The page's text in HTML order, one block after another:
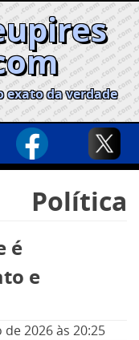
da verdade
Política
é
e
de 2026às 20:25